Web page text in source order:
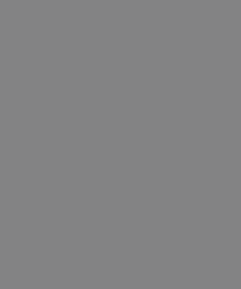
και
ότι οι
συνδεδεμένοι
είναι
Cookie-
cookie
το